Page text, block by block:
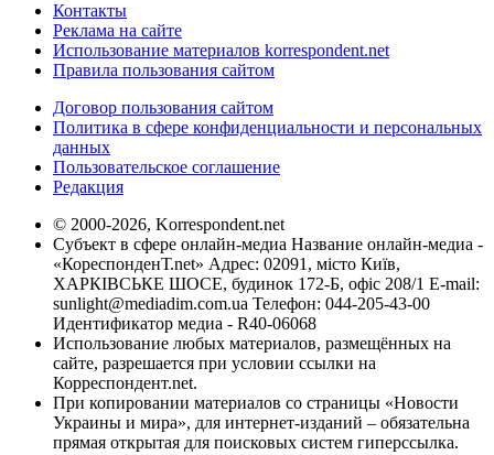
Контакты
Реклама на сайте
Использование материалов korrespondent.net
Правила пользования сайтом
Договор пользования сайтом
Политика в сфере конфиденциальности и персональных
данных
Пользовательское соглашение
Редакция
© 2000-2026, Korrespondent.net
Субъект в сфере онлайн-медиа Название онлайн-медиа -
«КореспонденТ.net» Адрес: 02091, місто Київ,
ХАРКІВСЬКЕ ШОСЕ, будинок 172-Б, офіс 208/1 E-mail:
sunlight@mediadim.com.ua Телефон: 044-205-43-00
Идентификатор медиа - R40-06068
Использование любых материалов, размещённых на
сайте, разрешается при условии ссылки на
Корреспондент.net.
При копировании материалов со страницы «Новости
Украины и мира», для интернет-изданий – обязательна
прямая открытая для поисковых систем гиперссылка.